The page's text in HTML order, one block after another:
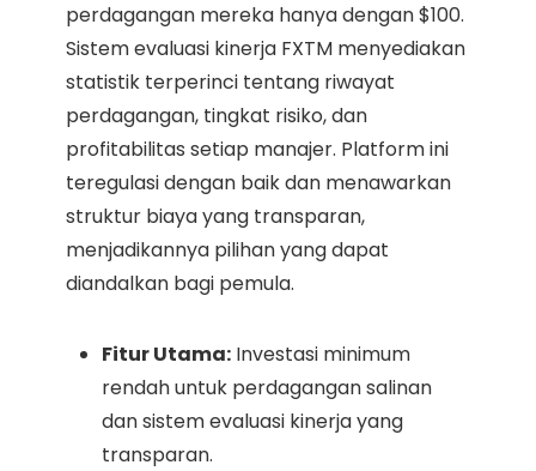
perdagangan mereka hanya dengan $100.
Sistem evaluasi kinerja FXTM menyediakan
statistik terperinci tentang riwayat
perdagangan, tingkat risiko, dan
profitabilitas setiap manajer. Platform ini
teregulasi dengan baik dan menawarkan
struktur biaya yang transparan,
menjadikannya pilihan yang dapat
diandalkan bagi pemula.
Fitur Utama: Investasi minimum
rendah untuk perdagangan salinan
dan sistem evaluasi kinerja yang
transparan.